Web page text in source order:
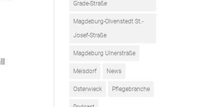
Grade-Straße
Magdeburg-Olvenstedt St.-
Josef-Straße
Magdeburg Ulnerstraße
Meisdorf News
Osterwieck Pflegebranche